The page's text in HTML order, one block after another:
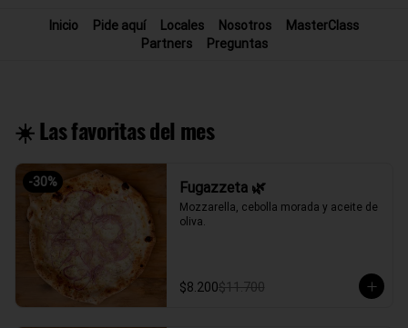
Inicio Pide aquí Locales Nosotros
MasterClass
Partners
Preguntas
☀️ Las favoritas del mes
-30% Fugazzeta 🌿
Mozzarella, cebolla morada y aceite de
oliva.
$8.200$11.700